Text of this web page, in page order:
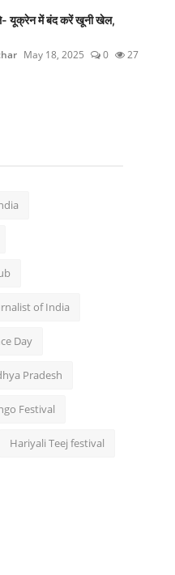
यूक्रेन में बंद करें खूनी खेल,
May 18, 2025 0 27
of India
Day
Pradesh
Festival
Hariyali Teej festival